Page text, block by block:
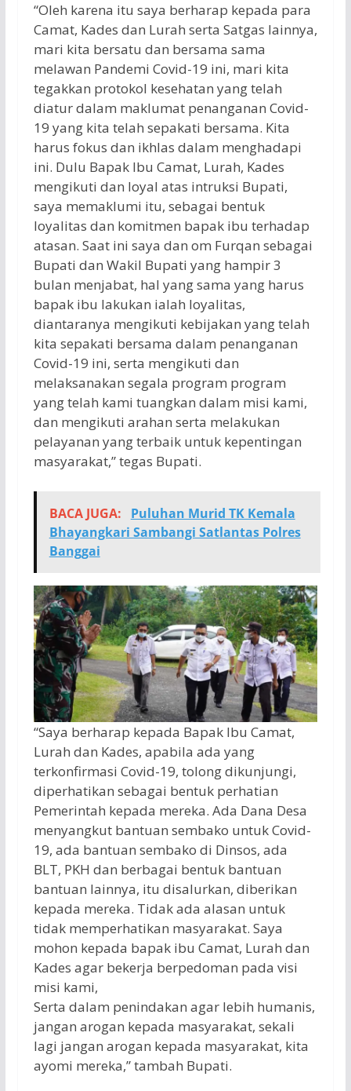
“Oleh karena itu saya berharap kepada para
Camat, Kades dan Lurah serta Satgas lainnya,
mari kita bersatu dan bersama sama
melawan Pandemi Covid-19 ini, mari kita
tegakkan protokol kesehatan yang telah
diatur dalam maklumat penanganan Covid-
19 yang kita telah sepakati bersama. Kita
harus fokus dan ikhlas dalam menghadapi
ini. Dulu Bapak Ibu Camat, Lurah, Kades
mengikuti dan loyal atas intruksi Bupati,
saya memaklumi itu, sebagai bentuk
loyalitas dan komitmen bapak ibu terhadap
atasan. Saat ini saya dan om Furqan sebagai
Bupati dan Wakil Bupati yang hampir 3
bulan menjabat, hal yang sama yang harus
bapak ibu lakukan ialah loyalitas,
diantaranya mengikuti kebijakan yang telah
kita sepakati bersama dalam penanganan
Covid-19 ini, serta mengikuti dan
melaksanakan segala program program
yang telah kami tuangkan dalam misi kami,
dan mengikuti arahan serta melakukan
pelayanan yang terbaik untuk kepentingan
masyarakat,” tegas Bupati.
BACA JUGA:
Puluhan Murid TK Kemala
Bhayangkari Sambangi Satlantas Polres
Banggai
“Saya berharap kepada Bapak Ibu Camat,
Lurah dan Kades, apabila ada yang
terkonfirmasi Covid-19, tolong dikunjungi,
diperhatikan sebagai bentuk perhatian
Pemerintah kepada mereka. Ada Dana Desa
menyangkut bantuan sembako untuk Covid-
19, ada bantuan sembako di Dinsos, ada
BLT, PKH dan berbagai bentuk bantuan
bantuan lainnya, itu disalurkan, diberikan
kepada mereka. Tidak ada alasan untuk
tidak memperhatikan masyarakat. Saya
mohon kepada bapak ibu Camat, Lurah dan
Kades agar bekerja berpedoman pada visi
misi kami,
Serta dalam penindakan agar lebih humanis,
jangan arogan kepada masyarakat, sekali
lagi jangan arogan kepada masyarakat, kita
ayomi mereka,” tambah Bupati.